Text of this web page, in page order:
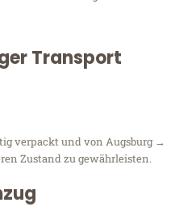
Transport
verpackt und von Augsburg →
Zustand zu gewährleisten.